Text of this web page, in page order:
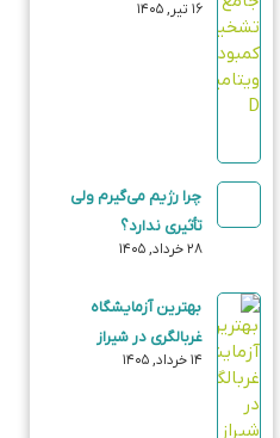
۱۶ تیر, ۱۴۰۵
چرا رژیم می‌گیرم ولی
تأثیری ندارد؟
۲۸ خرداد, ۱۴۰۵
بهترین آزمایشگاه
غربالگری در شیراز
۱۴ خرداد, ۱۴۰۵